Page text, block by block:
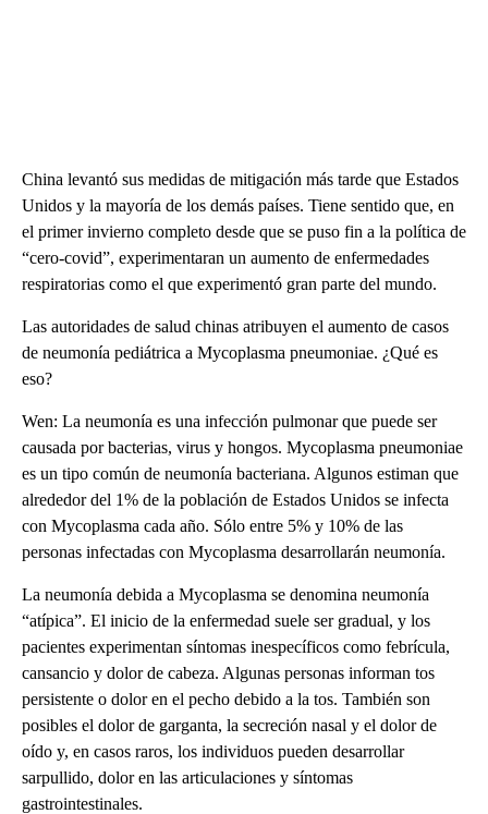
China levantó sus medidas de mitigación más tarde que Estados
Unidos y la mayoría de los demás países. Tiene sentido que, en
el primer invierno completo desde que se puso fin a la política de
“cero-covid”, experimentaran un aumento de enfermedades
respiratorias como el que experimentó gran parte del mundo.
Las autoridades de salud chinas atribuyen el aumento de casos
de neumonía pediátrica a Mycoplasma pneumoniae. ¿Qué es
eso?
Wen: La neumonía es una infección pulmonar que puede ser
causada por bacterias, virus y hongos. Mycoplasma pneumoniae
es un tipo común de neumonía bacteriana. Algunos estiman que
alrededor del 1% de la población de Estados Unidos se infecta
con Mycoplasma cada año. Sólo entre 5% y 10% de las
personas infectadas con Mycoplasma desarrollarán neumonía.
La neumonía debida a Mycoplasma se denomina neumonía
“atípica”. El inicio de la enfermedad suele ser gradual, y los
pacientes experimentan síntomas inespecíficos como febrícula,
cansancio y dolor de cabeza. Algunas personas informan tos
persistente o dolor en el pecho debido a la tos. También son
posibles el dolor de garganta, la secreción nasal y el dolor de
oído y, en casos raros, los individuos pueden desarrollar
sarpullido, dolor en las articulaciones y síntomas
gastrointestinales.